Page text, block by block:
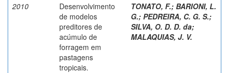
2010
Desenvolvimento
de modelos
preditores de
acúmulo de
forragem em
pastagens
tropicais.
TONATO, F.; BARIONI, L.
G.; PEDREIRA, C. G. S.;
SILVA, O. D. D. da;
MALAQUIAS, J. V.